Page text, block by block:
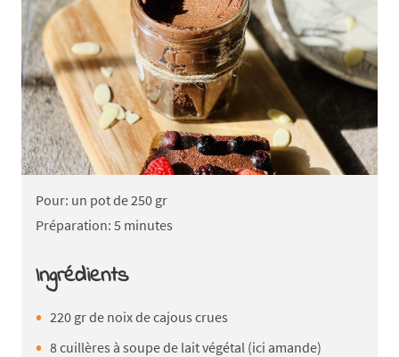
Pour: un pot de 250 gr
Préparation: 5 minutes
Ingrédients
220 gr de noix de cajous crues
8 cuillères à soupe de lait végétal (ici amande)